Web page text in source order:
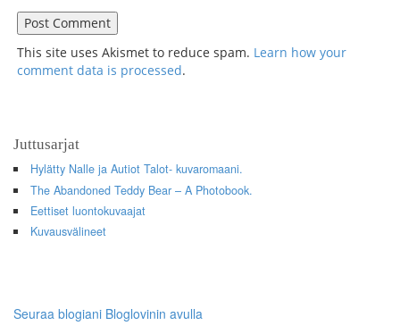
This site uses Akismet to reduce spam. Learn how your
comment data is processed.
Juttusarjat
Hylätty Nalle ja Autiot Talot- kuvaromaani.
The Abandoned Teddy Bear – A Photobook.
Eettiset luontokuvaajat
Kuvausvälineet
Seuraa blogiani Bloglovinin avulla